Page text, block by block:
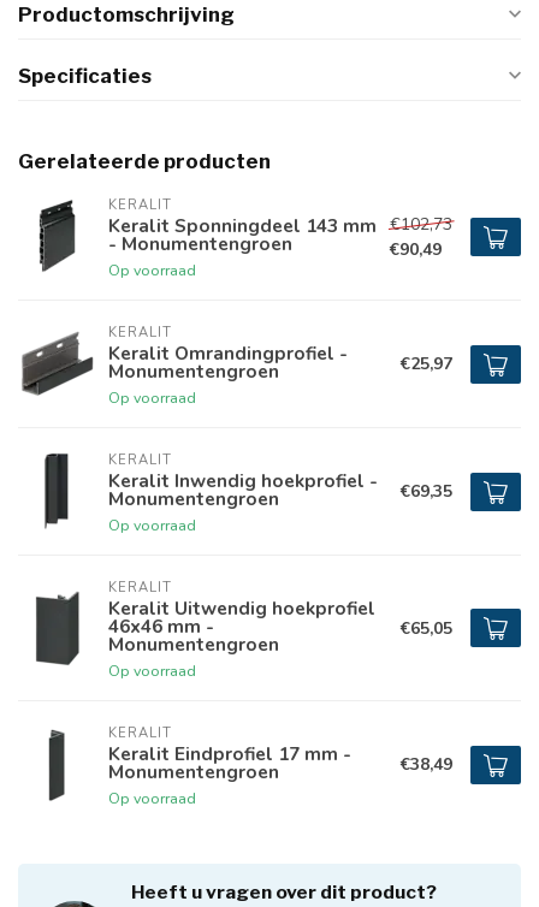
Productomschrijving
Specificaties
Gerelateerde producten
KERALIT
Keralit Sponningdeel 143 mm
- Monumentengroen
Op voorraad
€102,73
€90,49
KERALIT
Keralit Omrandingprofiel -
Monumentengroen
Op voorraad
€25,97
KERALIT
Keralit Inwendig hoekprofiel -
Monumentengroen
Op voorraad
€69,35
KERALIT
Keralit Uitwendig hoekprofiel
46x46 mm -
Monumentengroen
Op voorraad
€65,05
KERALIT
Keralit Eindprofiel 17 mm -
Monumentengroen
Op voorraad
€38,49
Heeft u vragen over dit product?